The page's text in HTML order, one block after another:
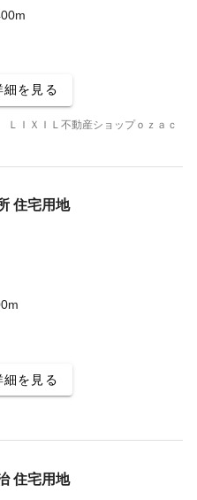
細を見る
ＩＸＩＬ不動産ショップｏｚａｃ
住宅用地
細を見る
住宅用地